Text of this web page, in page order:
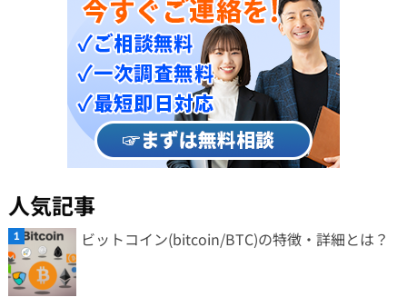
人気記事
ビットコイン(bitcoin/BTC)の特徴・詳細とは？